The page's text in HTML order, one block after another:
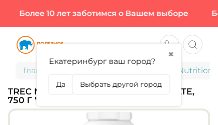
Более 10 лет заботимся о Вашем выборе
Главная Trec
TREC NUTRITION, SOY PROTEIN ISOLATE,
750 Г "ШОКОЛАД" (25 ПОРЦИЙ)
✖
Екатеринбург ваш город?
Да Выбрать другой город